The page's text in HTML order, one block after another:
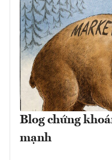
Blog chứng
mạnh